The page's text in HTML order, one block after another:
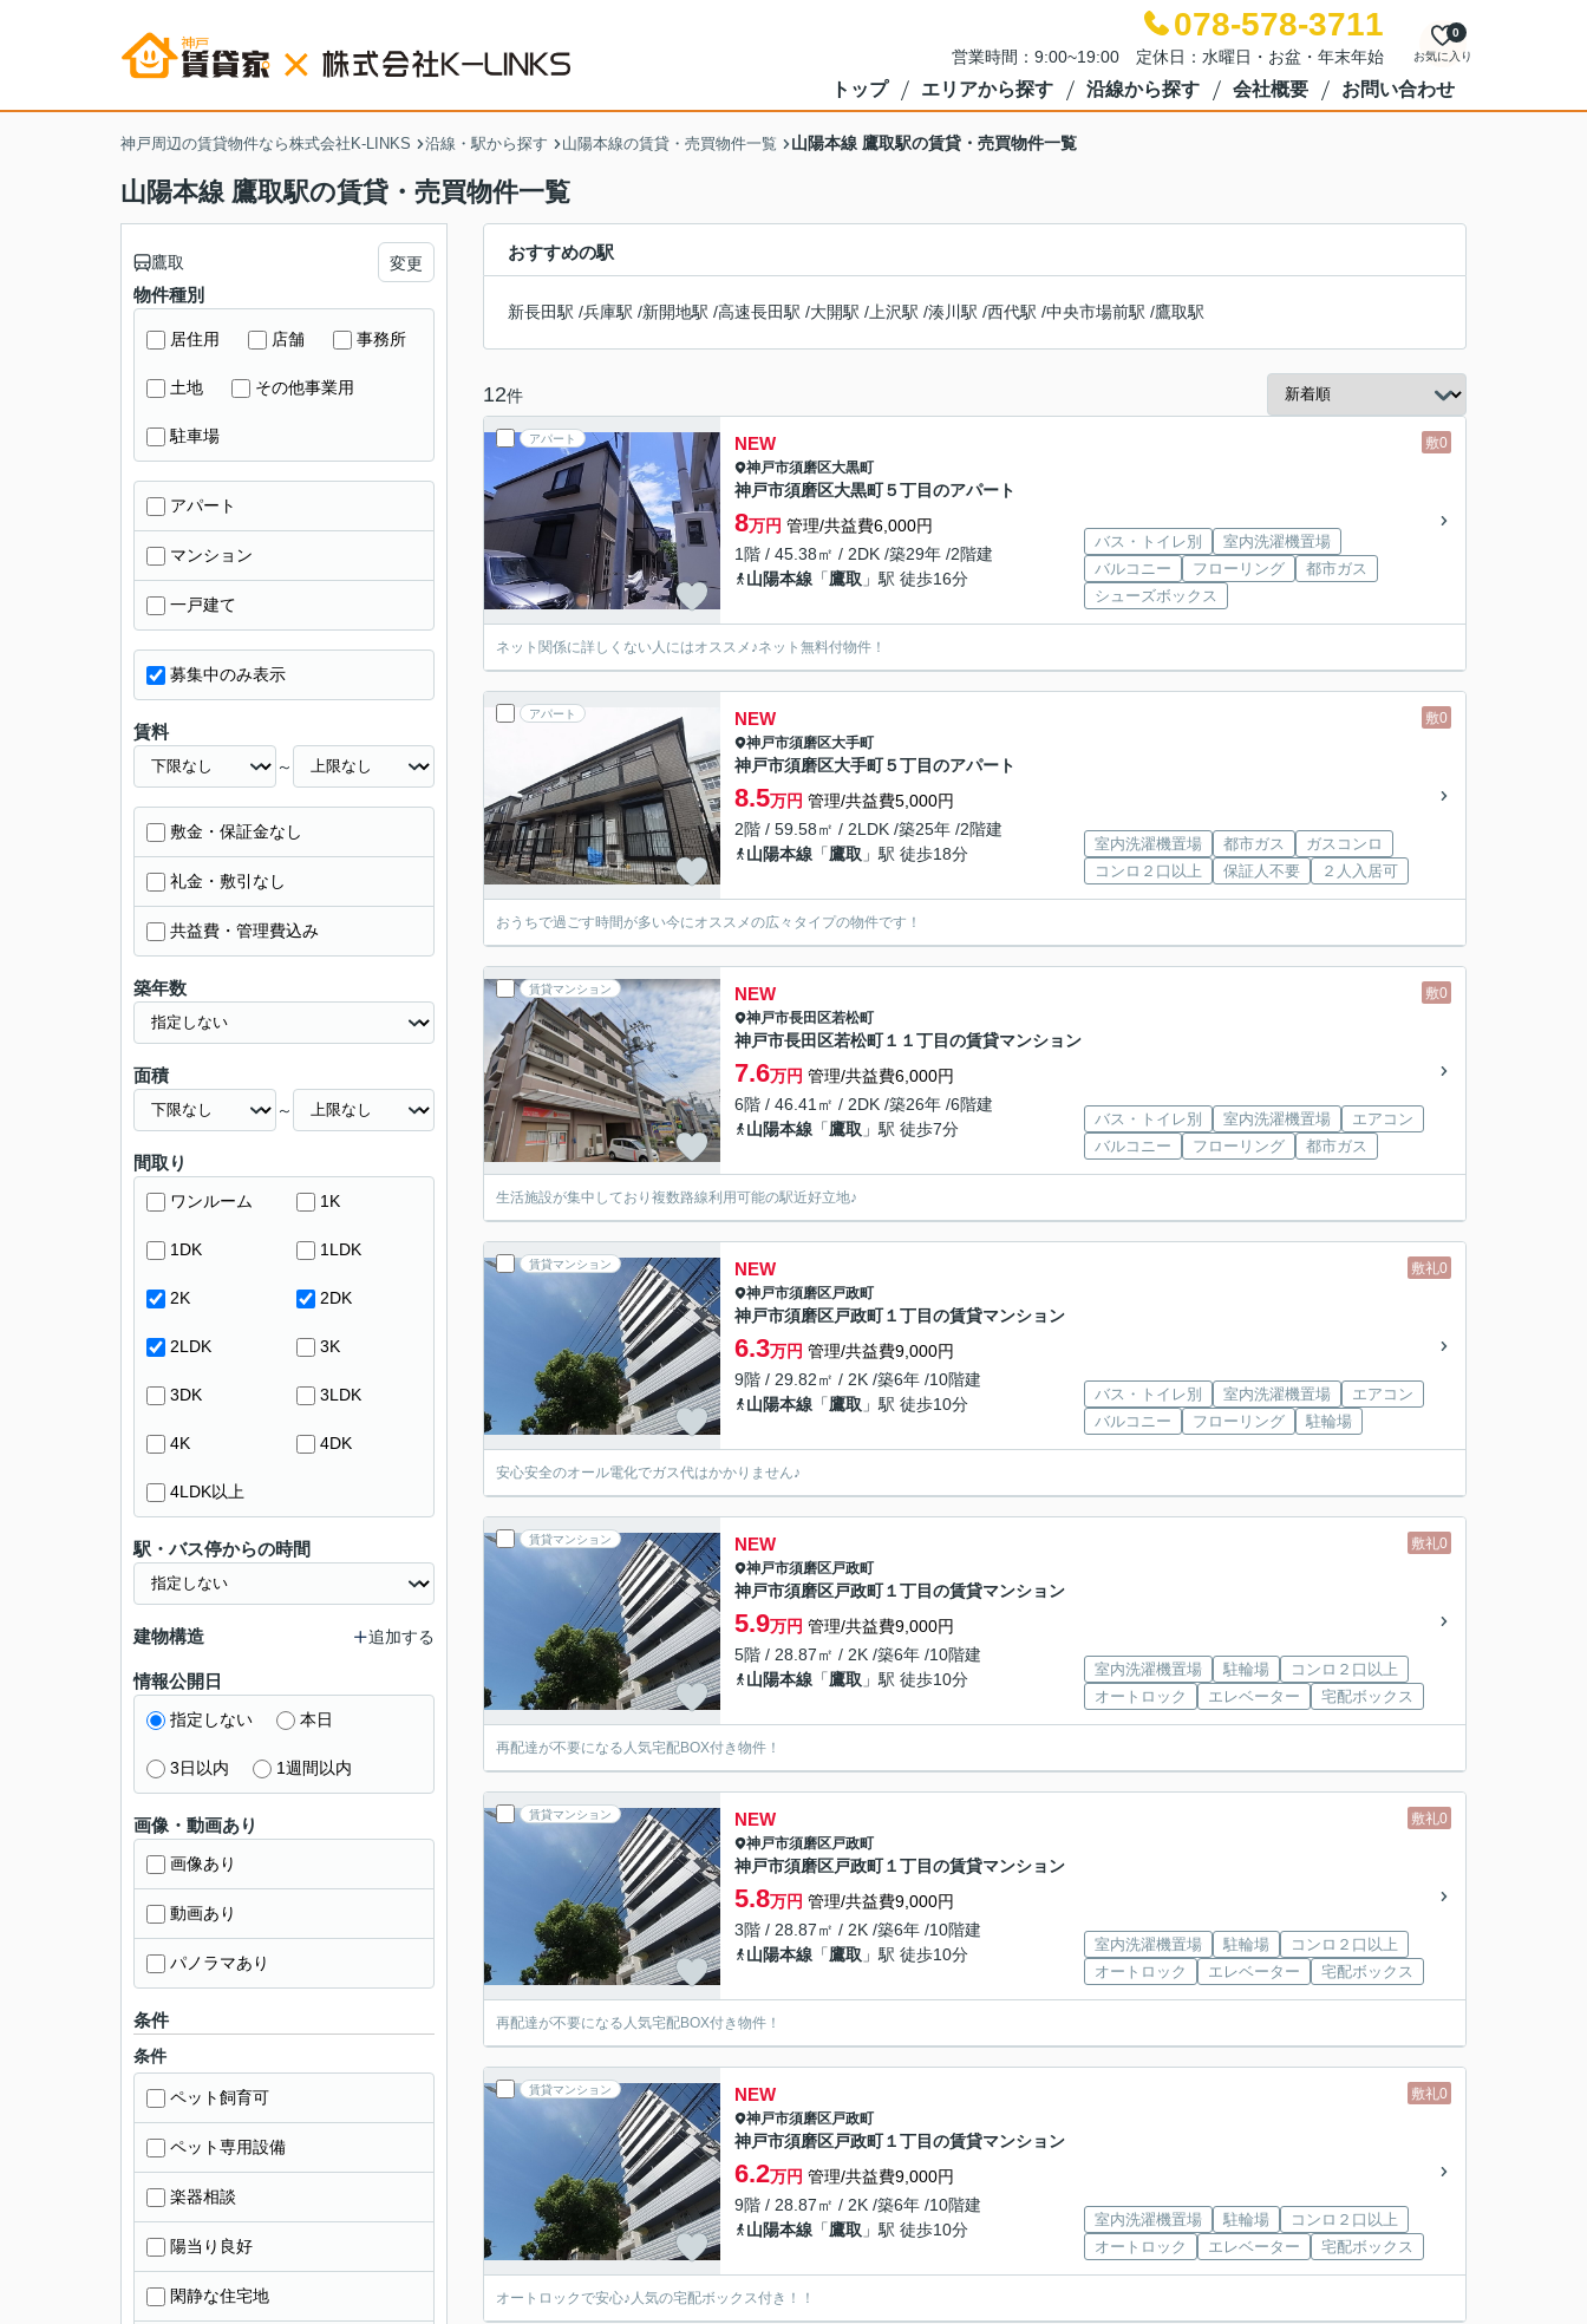
078-578-3711
営業時間：9:00~19:00 定休日：水曜日・お盆・年末年始 お気に入り
0
トップ エリアから探す 沿線から探す 会社概要 お問い合わせ
神戸周辺の賃貸物件なら株式会社K-LINKS 沿線・駅から探す 山陽本線の賃貸・売買物件一覧 山陽本線 鷹取駅の賃貸・売買物件一覧
山陽本線 鷹取駅の賃貸・売買物件一覧
おすすめの駅
新長田駅 /兵庫駅 /新開地駅 /高速長田駅 /大開駅 / 上沢駅 /湊川駅 /西代駅 /中央市場前駅 /鷹取駅
12件
アパート 敷0
NEW
神戸市須磨区大黒町
神戸市須磨区大黒町５丁目のアパート
8万円 管理/共益費6,000円
1階 / 45.38㎡ / 2DK /築29年 /2階建
山陽本線 「鷹取 」駅 徒歩16分
バス・トイレ別
室内洗濯機置場
バルコニー
フローリング
都市ガス
シューズボックス
ネット関係に詳しくない人にはオススメ♪ネット無料付物件！
アパート 敷0
NEW
神戸市須磨区大手町
神戸市須磨区大手町５丁目のアパート
8.5万円 管理/共益費5,000円
2階 / 59.58㎡ / 2LDK /築25年 /2階建
山陽本線 「鷹取 」駅 徒歩18分
室内洗濯機置場 都市ガス
ガスコンロ
コンロ２口以上
保証人不要 ２人入居可
おうちで過ごす時間が多い今にオススメの広々タイプの物件です！
賃貸マンション 敷0
NEW
神戸市長田区若松町
神戸市長田区若松町１１丁目の賃貸マンション
7.6万円 管理/共益費6,000円
6階 / 46.41㎡ / 2DK /築26年 /6階建
山陽本線 「鷹取 」駅 徒歩7分
バス・トイレ別 室内洗濯機置場
エアコン
バルコニー
フローリング 都市ガス
生活施設が集中しており複数路線利用可能の駅近好立地♪
賃貸マンション 敷礼0
NEW
神戸市須磨区戸政町
神戸市須磨区戸政町１丁目の賃貸マンション
6.3万円 管理/共益費9,000円
9階 / 29.82㎡ / 2K /築6年 /10階建
山陽本線 「鷹取 」駅 徒歩10分
バス・トイレ別 室内洗濯機置場
エアコン
バルコニー
フローリング 駐輪場
安心安全のオール電化でガス代はかかりません♪
賃貸マンション 敷礼0
NEW
神戸市須磨区戸政町
神戸市須磨区戸政町１丁目の賃貸マンション
5.9万円 管理/共益費9,000円
5階 / 28.87㎡ / 2K /築6年 /10階建
山陽本線 「鷹取 」駅 徒歩10分
室内洗濯機置場 駐輪場
コンロ２口以上
オートロック
エレベーター 宅配ボックス
再配達が不要になる人気宅配BOX付き物件！
賃貸マンション 敷礼0
NEW
神戸市須磨区戸政町
神戸市須磨区戸政町１丁目の賃貸マンション
5.8万円 管理/共益費9,000円
3階 / 28.87㎡ / 2K /築6年 /10階建
山陽本線 「鷹取 」駅 徒歩10分
室内洗濯機置場 駐輪場
コンロ２口以上
オートロック
エレベーター 宅配ボックス
再配達が不要になる人気宅配BOX付き物件！
賃貸マンション 敷礼0
NEW
神戸市須磨区戸政町
神戸市須磨区戸政町１丁目の賃貸マンション
6.2万円 管理/共益費9,000円
9階 / 28.87㎡ / 2K /築6年 /10階建
山陽本線 「鷹取 」駅 徒歩10分
室内洗濯機置場 駐輪場
コンロ２口以上
オートロック
エレベーター 宅配ボックス
オートロックで安心♪人気の宅配ボックス付き！！
鷹取 変更
物件種別
居住用 店舗 事務所
土地 その他事業用
駐車場
アパート
マンション
一戸建て
募集中のみ表示
賃料
～
敷金・保証金なし
礼金・敷引なし
共益費・管理費込み
築年数
面積
～
間取り
ワンルーム 1K
1DK 1LDK
2K 2DK
2LDK 3K
3DK 3LDK
4K 4DK
4LDK以上
駅・バス停からの時間
建物構造 追加する
情報公開日
指定しない 本日
3日以内 1週間以内
画像・動画あり
画像あり
動画あり
パノラマあり
条件
条件
ペット飼育可
ペット専用設備
楽器相談
陽当り良好
閑静な住宅地